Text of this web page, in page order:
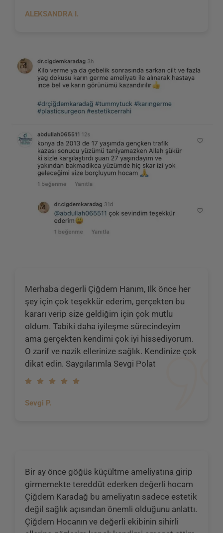
ALEKSANDRA I.
Merhaba degerli Çiğdem Hanım, Ilk önce her
şey için çok teşekkür ederim, gerçekten bu
kararı verip size geldiğim için çok mutlu
oldum. Tabiki daha iyileşme sürecindeyim
ama gerçekten kendimi çok iyi hissediyorum.
O zarif ve nazik ellerinize sağlık. Kendinize çok
dikat edin. Saygılarımla Sevgi Polat
Sevgi P.
Bir ay önce göğüs küçültme ameliyatına girip
girmemekte tereddüt ederken değerli hocam
Çiğdem Karadağ bu ameliyatın sadece estetik
değil sağlık açısından önemli olduğunu anlattı.
Çiğdem Hocanın ve değerli ekibinin sihirli